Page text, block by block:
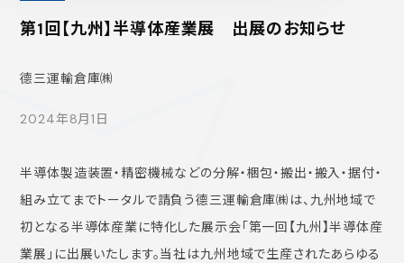
第1回【九州】半導体産業展 出展のお知らせ
德三運輸倉庫㈱
2024年8月1日
半導体製造装置・精密機械などの分解・梱包・搬出・搬入・据付・
組み立てまでトータルで請負う德三運輸倉庫㈱は、九州地域で
初となる半導体産業に特化した展示会「第一回【九州】半導体産
業展」に出展いたします。当社は九州地域で生産されたあらゆる